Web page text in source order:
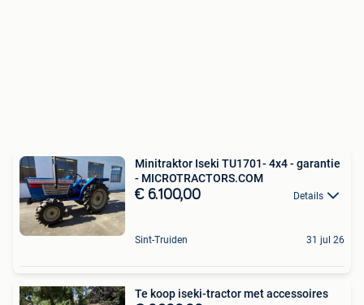
Minitraktor Iseki TU1701- 4x4 - garantie
- MICROTRACTORS.COM
€ 6.100,00 Details
Sint-Truiden 31 jul 26
Te koop iseki-tractor met accessoires